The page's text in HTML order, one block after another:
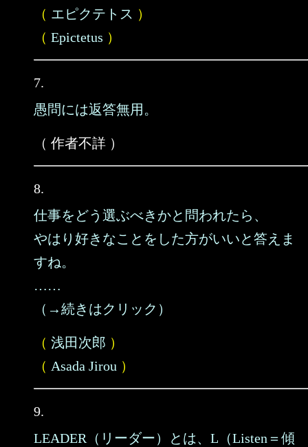
（ エピクテトス ）
（ Epictetus ）
7.
愚問には返答無用。
（ 作者不詳 ）
8.
仕事をどう選ぶべきかと問われたら、
やはり好きなことをした方がいいと答えま
すね。
……
（→続きはクリック）
（ 浅田次郎 ）
（ Asada Jirou ）
9.
LEADER（リーダー）とは、L（Listen＝傾